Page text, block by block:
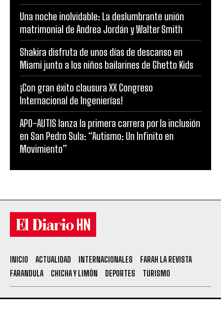
Una noche inolvidable: La deslumbrante unión
matrimonial de Andrea Jordán y Walter Smith
Shakira disfruta de unos días de descanso en
Miami junto a los niños bailarines de Ghetto Kids
¡Con gran éxito clausura XX Congreso
Internacional de Ingenierías!
APO-AUTIS lanza la primera carrera por la inclusión
en San Pedro Sula: “Autismo: Un Infinito en
Movimiento”
INICIO ACTUALIDAD INTERNACIONALES
FARAH LA REVISTA
FARANDULA
CHICHA Y LIMÓN DEPORTES TURISMO